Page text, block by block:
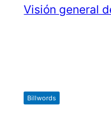
Visión general
Billwords